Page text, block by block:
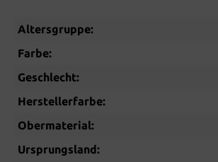
Altersgruppe:
Farbe:
Geschlecht:
Herstellerfarbe:
Obermaterial:
Ursprungsland: